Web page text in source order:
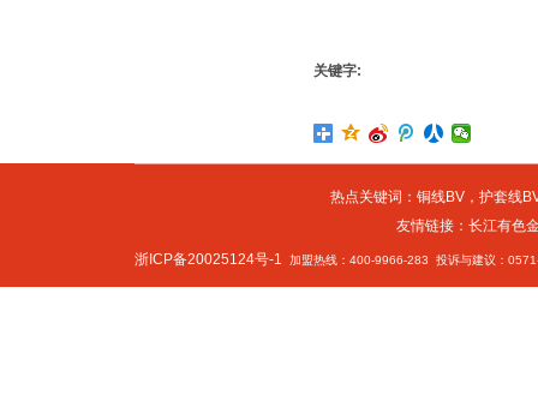
关键字:
热点关键词： 铜线BV， 护套线
友情链接： 长江有色
浙ICP备20025124号-1 加盟热线：400-9966-283 投诉与建议：